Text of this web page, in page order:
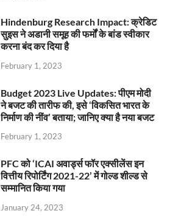
Hindenburg Research Impact: क्रेडिट
सुइस ने अडानी समूह की फर्मों के बांड स्वीकार
करना बंद कर दिया है
February 1, 2023
Budget 2023 Live Updates: पीएम मोदी
ने बजट की तारीफ की, इसे ‘विकसित भारत के
निर्माण की नींव’ बताया; जानिए क्या है नया बजट
February 1, 2023
PFC को ‘ICAI अवार्ड्स फॉर एक्सीलेंस इन
वित्तीय रिपोर्टिंग 2021-22’ में गोल्ड शील्ड से
सम्मानित किया गया
January 24, 2023